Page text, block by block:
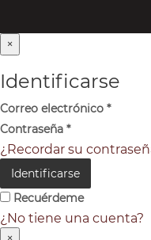
×
Identificarse
Correo electrónico *
Contraseña *
¿Recordar su
Identificarse
Recuérdeme
¿No tiene una cuenta?